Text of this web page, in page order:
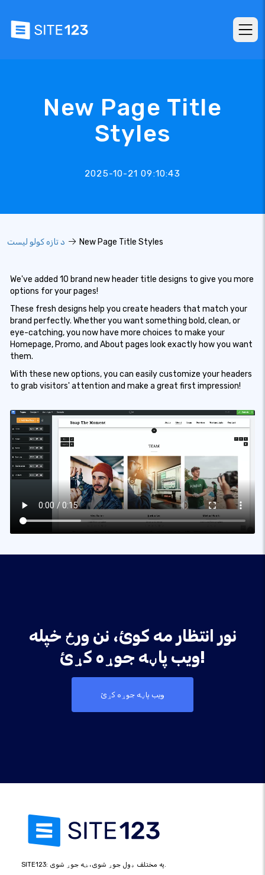
New Page Title
Styles
2025-10-21 09:10:43
د تازه کولو لیست New Page Title Styles
We've added 10 brand new header title designs to give you more
options for your pages!
These fresh designs help you create headers that match your
brand perfectly. Whether you want something bold, clean, or
eye-catching, you now have more choices to make your
Homepage, Promo, and About pages look exactly how you want
them.
With these new options, you can easily customize your headers
to grab visitors' attention and make a great first impression!
نور انتظار مه کوئ، نن ورځ خپله
ویب پاڼه جوړه کړئ!
ویب پاڼه جوړه کړئ
SITE123: په مختلف ډول جوړ شوی، ښه جوړ شوی.